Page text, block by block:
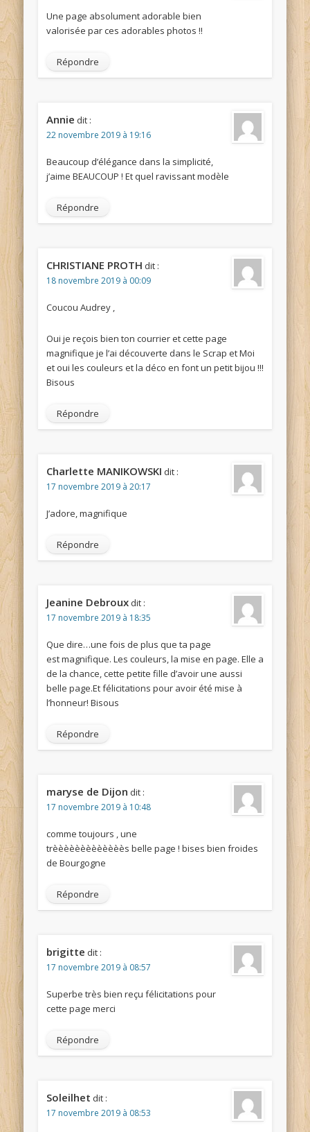
Une page absolument adorable bien
valorisée par ces adorables photos !!
Répondre
Annie dit :
22 novembre 2019 à 19:16
Beaucoup d’élégance dans la simplicité,
j’aime BEAUCOUP ! Et quel ravissant modèle
Répondre
CHRISTIANE PROTH dit :
18 novembre 2019 à 00:09
Coucou Audrey ,
Oui je reçois bien ton courrier et cette page
magnifique je l’ai découverte dans le Scrap et Moi
et oui les couleurs et la déco en font un petit bijou !!!
Bisous
Répondre
Charlette MANIKOWSKI dit :
17 novembre 2019 à 20:17
J’adore, magnifique
Répondre
Jeanine Debroux dit :
17 novembre 2019 à 18:35
Que dire…une fois de plus que ta page
est magnifique. Les couleurs, la mise en page. Elle a
de la chance, cette petite fille d’avoir une aussi
belle page.Et félicitations pour avoir été mise à
l’honneur! Bisous
Répondre
maryse de Dijon dit :
17 novembre 2019 à 10:48
comme toujours , une
trèèèèèèèèèèèèès belle page ! bises bien froides
de Bourgogne
Répondre
brigitte dit :
17 novembre 2019 à 08:57
Superbe très bien reçu félicitations pour
cette page merci
Répondre
Soleilhet dit :
17 novembre 2019 à 08:53